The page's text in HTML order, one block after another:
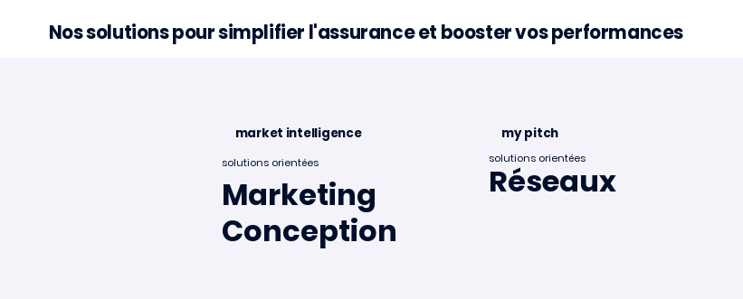
💡Info étude experte💡
📣Nouvelle étude experte
📣
Nos solutions pour simplifier l'assurance et booster vos performances
market intelligence
solutions orientées
Marketing
Conception
my pitch
solutions orientées
Réseaux